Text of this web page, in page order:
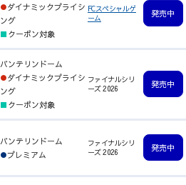
ダイナミックプライシ
ング
クーポン対象
FCスペシャルゲ
ーム
発売中
バンテリンドーム
ダイナミックプライシ
ング
クーポン対象
ファイナルシリ
ーズ 2026
発売中
バンテリンドーム
プレミアム
ファイナルシリ
ーズ 2026
発売中